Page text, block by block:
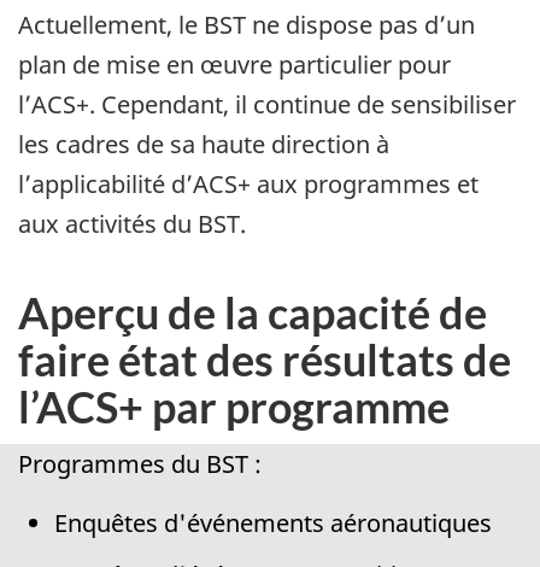
Actuellement, le BST ne dispose pas d’un
plan de mise en œuvre particulier pour
l’ACS+. Cependant, il continue de sensibiliser
les cadres de sa haute direction à
l’applicabilité d’ACS+ aux programmes et
aux activités du BST.
Aperçu de la capacité de
faire état des résultats de
l’ACS+ par programme
Programmes du BST :
Enquêtes d'événements aéronautiques